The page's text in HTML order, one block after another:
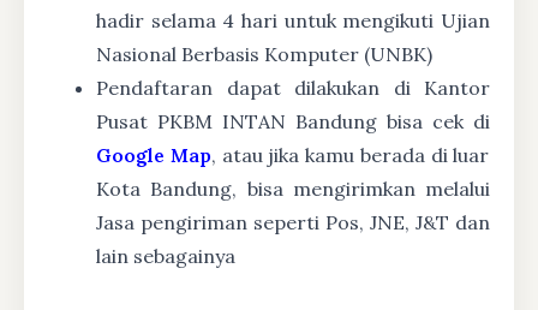
hadir selama 4 hari untuk mengikuti Ujian
Nasional Berbasis Komputer (UNBK)
Pendaftaran dapat dilakukan di Kantor
Pusat PKBM INTAN Bandung bisa cek di
Google Map, atau jika kamu berada di luar
Kota Bandung, bisa mengirimkan melalui
Jasa pengiriman seperti Pos, JNE, J&T dan
lain sebagainya